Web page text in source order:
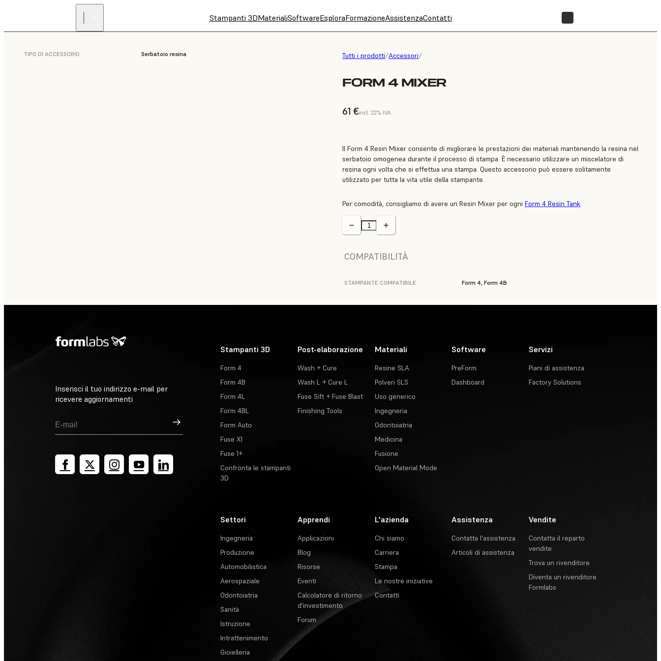
Stampanti 3DMaterialiSoftwareEsploraFormazioneAssistenzaContatti
Tutti i prodotti/Accessori/
FORM 4 MIXER
61 €incl. 22% IVA
TIPO DI ACCESSORIO Serbatoio resina
Il Form 4 Resin Mixer consente di migliorare le prestazioni dei materiali mantenendo la resina nel
serbatoio omogenea durante il processo di stampa. È necessario utilizzare un miscelatore di
resina ogni volta che si effettua una stampa. Questo accessorio può essere solitamente
utilizzato per tutta la vita utile della stampante.
Per comodità, consigliamo di avere un Resin Mixer per ogni Form 4 Resin Tank.
COMPATIBILITÀ
STAMPANTE COMPATIBILE Form 4, Form 4B
Inserisci il tuo indirizzo e-mail per
ricevere aggiornamenti
Registrati
Stampanti 3D
Form 4
Form 4B
Form 4L
Form 4BL
Form Auto
Fuse X1
Fuse 1+
Confronta le stampanti
3D
Post-elaborazione
Wash + Cure
Wash L + Cure L
Fuse Sift + Fuse Blast
Finishing Tools
Materiali
Resine SLA
Polveri SLS
Uso generico
Ingegneria
Odontoiatria
Medicina
Fusione
Open Material Mode
Software
PreForm
Dashboard
Servizi
Piani di assistenza
Factory Solutions
Settori
Ingegneria
Produzione
Automobilistica
Aerospaziale
Odontoiatria
Sanità
Istruzione
Intrattenimento
Gioielleria
Apprendi
Applicazioni
Blog
Risorse
Eventi
Calcolatore di ritorno
d'investimento
Forum
L'azienda
Chi siamo
Carriera
Stampa
Le nostre iniziative
Contatti
Assistenza
Contatta l'assistenza
Articoli di assistenza
Vendite
Contatta il reparto
vendite
Trova un rivenditore
Diventa un rivenditore
Formlabs